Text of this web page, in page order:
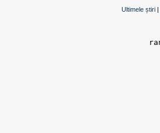
Ultimele știri |